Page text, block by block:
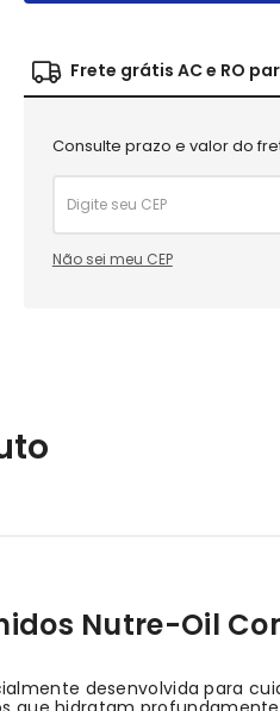
Frete grátis AC e RO
Consulte prazo e valor do
Não sei meu CEP
Nutre-Oil
desenvolvida para